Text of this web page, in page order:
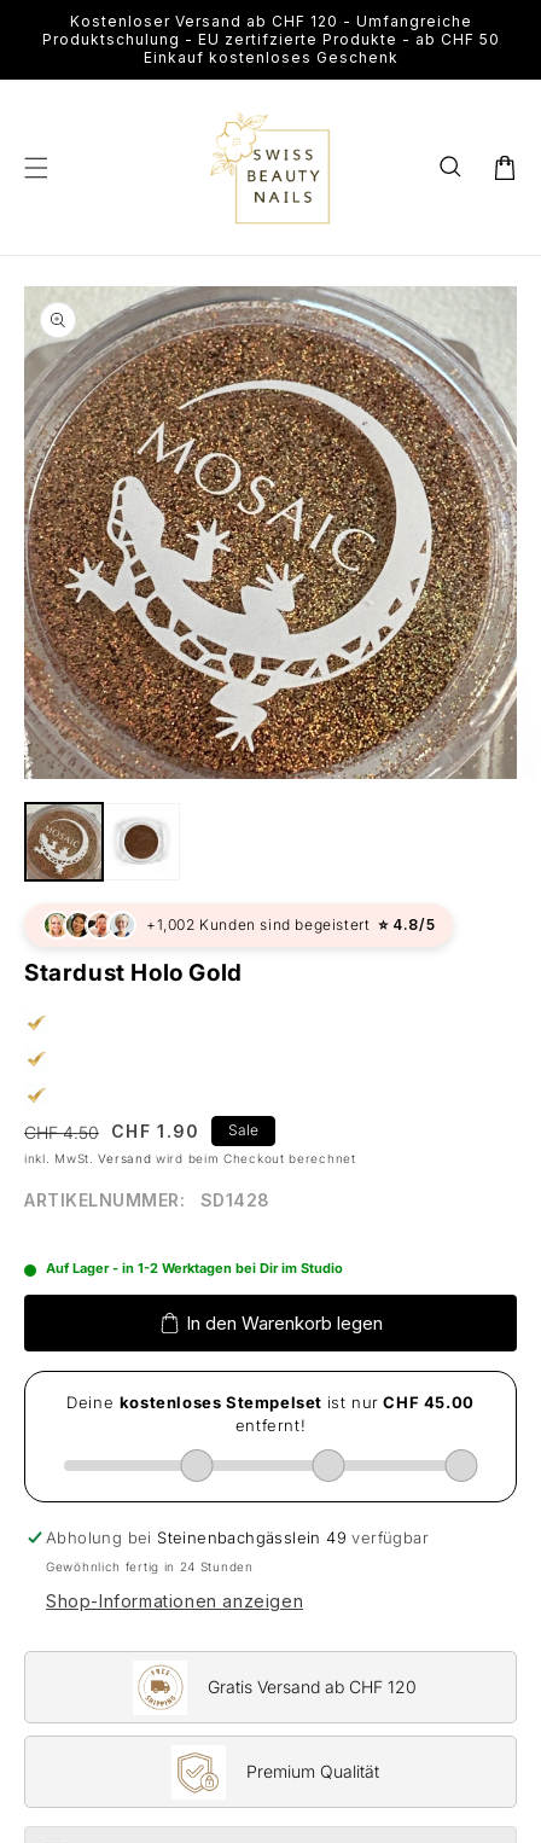
Inhalt
Kostenloser Versand ab CHF 120 - Umfangreiche
Produktschulung - EU zertifzierte Produkte - ab CHF 50
Einkauf kostenloses Geschenk
Medien
in
Modal
öffnen
+1,002 Kunden sind begeistert ⭐ 4.8/5
Stardust Holo Gold
Normaler
Preis
CHF 4.50
Verkaufspreis
CHF 1.90 Sale
inkl. MwSt.Versand wird beim Checkout berechnet
ARTIKELNUMMER: SD1428
Auf Lager - in 1-2 Werktagen bei Dir im Studio
In den Warenkorb legen
Abholung bei Steinenbachgässlein 49 verfügbar
Gewöhnlich fertig in 24 Stunden
Shop-Informationen anzeigen
Gratis Versand ab CHF 120
Premium Qualität